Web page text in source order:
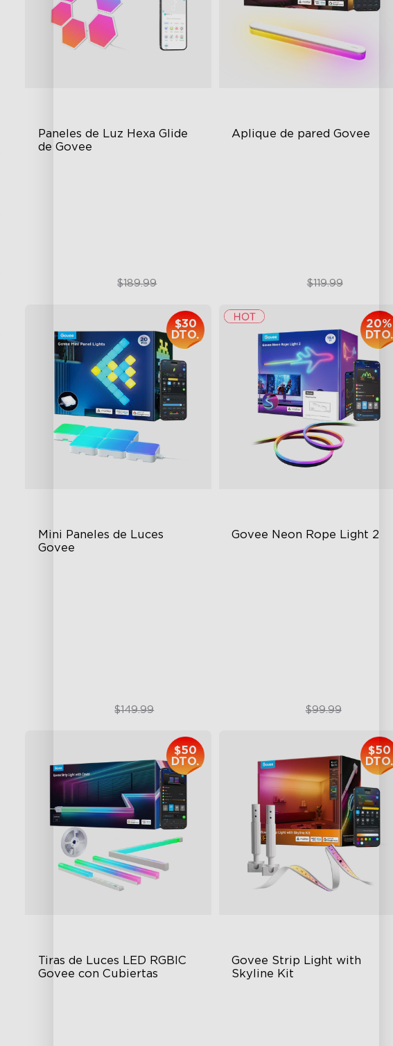
Paneles de Luz Hexa Glide
de Govee
$179.99$189.99
Aplique de pared Govee
$89.99$119.99
Mini Paneles de Luces
Govee
$30
DTO.
$119.99$149.99
Govee Neon Rope Light 2
20%
DTO.
$79.99$99.99
Tiras de Luces LED RGBIC
Govee con Cubiertas
$50
DTO.
Govee Strip Light with
Skyline Kit
$50
DTO.